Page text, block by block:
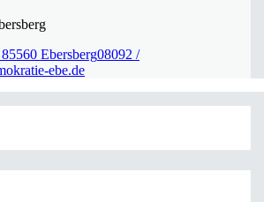
Ebersberg08092 /
ebe.de